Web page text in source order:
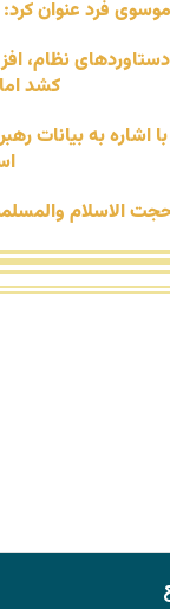
فرد عنوان
نظام،
کشد
اشاره به بیانات
الاسلام